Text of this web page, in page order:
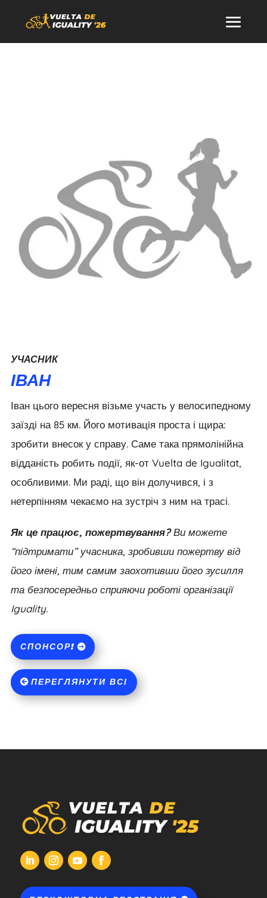
УЧАСНИК
ІВАН
Іван цього вересня візьме участь у велосипедному
заїзді на 85 км. Його мотивація проста і щира:
зробити внесок у справу. Саме така прямолінійна
відданість робить події, як-от Vuelta de Igualitat,
особливими. Ми раді, що він долучився, і з
нетерпінням чекаємо на зустріч з ним на трасі.
Як це працює, пожертвування?Ви можете
“підтримати” учасника, зробивши пожертву від
його імені, тим самим заохотивши його зусилля
та безпосередньо сприяючи роботі організації
Iguality.
СПОНСОР!
ПЕРЕГЛЯНУТИ ВСІ